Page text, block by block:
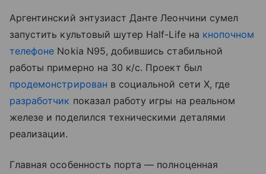
Аргентинский энтузиаст Данте Леончини сумел
запустить культовый шутер Half-Life на кнопочном
телефоне Nokia N95, добившись стабильной
работы примерно на 30 к/с. Проект был
продемонстрирован в социальной сети X, где
разработчик показал работу игры на реальном
железе и поделился техническими деталями
реализации.
Главная особенность порта — полноценная